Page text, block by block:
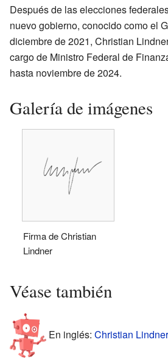
Después de las elecciones
nuevo gobierno, conocido como el
diciembre de 2021, Christian
cargo de Ministro Federal de
hasta noviembre de 2024.
Galería de imágenes
Firma de Christian
Lindner
Véase también
En inglés: Christian